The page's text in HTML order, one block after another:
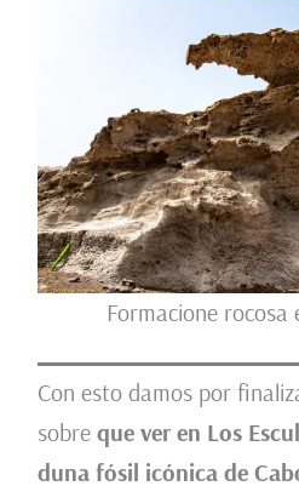
Formacione rocosa
Con esto damos por
sobre que ver en Los
duna fósil icónica de